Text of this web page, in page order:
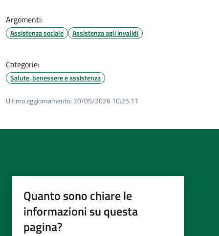
Argomenti:
Assistenza sociale Assistenza agli invalidi
Categorie:
Salute, benessere e assistenza
Ultimo aggiornamento: 20/05/2026 10:25.11
Quanto sono chiare le
informazioni su questa
pagina?